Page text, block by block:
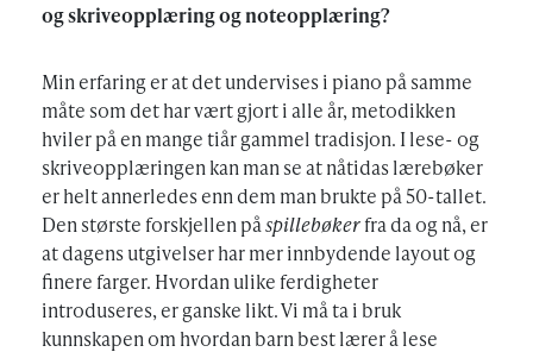
og skriveopplæring og noteopplæring?
Min erfaring er at det undervises i piano på samme
måte som det har vært gjort i alle år, metodikken
hviler på en mange tiår gammel tradisjon. I lese- og
skriveopplæringen kan man se at nåtidas lærebøker
er helt annerledes enn dem man brukte på 50-tallet.
Den største forskjellen påspillebøkerfra da og nå, er
at dagens utgivelser har mer innbydende layout og
finere farger. Hvordan ulike ferdigheter
introduseres, er ganske likt. Vi må ta i bruk
kunnskapen om hvordan barn best lærer å lese